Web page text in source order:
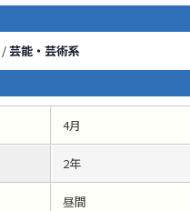
/芸能・芸術系
4月
2年
昼間